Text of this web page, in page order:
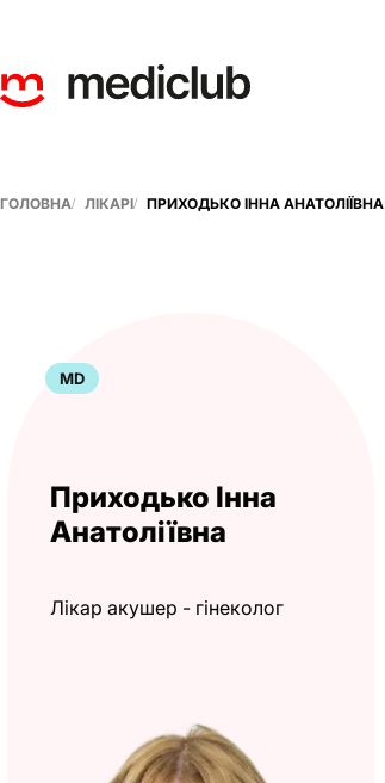
ГОЛОВНА ЛІКАРІ ПРИХОДЬКО ІННА АНАТОЛІЇВНА
MD
Приходько Інна
Анатоліївна
Лікар акушер - гінеколог